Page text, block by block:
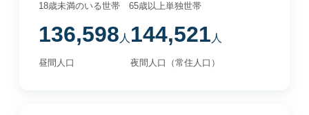
18歳未満のいる世帯 65歳以上単独世帯
136,598 人
昼間人口
144,521 人
夜間人口（常住人口）